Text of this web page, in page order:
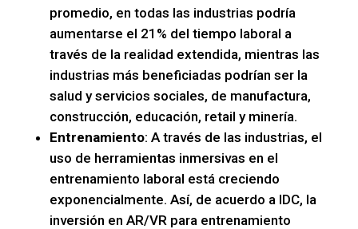
promedio, en todas las industrias podría
aumentarse el 21% del tiempo laboral a
través de la realidad extendida, mientras las
industrias más beneficiadas podrían ser la
salud y servicios sociales, de manufactura,
construcción, educación, retail y minería.
Entrenamiento: A través de las industrias, el
uso de herramientas inmersivas en el
entrenamiento laboral está creciendo
exponencialmente. Así, de acuerdo a IDC, la
inversión en AR/VR para entrenamiento